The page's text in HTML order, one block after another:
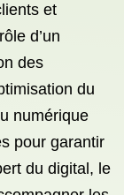
et
d’un
des
du
numérique
pour garantir
du digital, le